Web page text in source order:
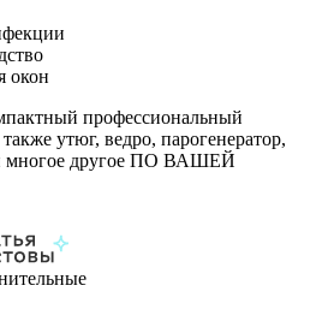
окон
профессиональный
утюг, ведро, парогенератор,
многое другое ПО ВАШЕЙ